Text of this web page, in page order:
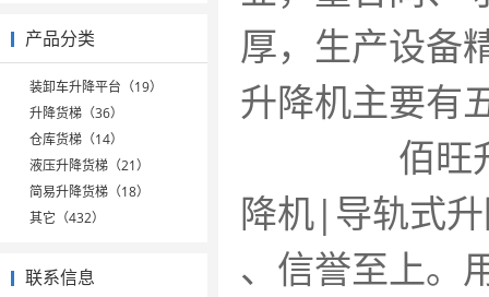
产品分类
装卸车升降平台（19）
升降货梯（36）
仓库货梯（14）
液压升降货梯（21）
简易升降货梯（18）
其它（432）
联系信息
厚，生产设
升降机主要有
佰旺升降
降机|导轨
、信誉至上